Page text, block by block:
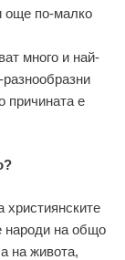
още по-малко
много и най-
причината е
християнските
народи на общо
на живота,